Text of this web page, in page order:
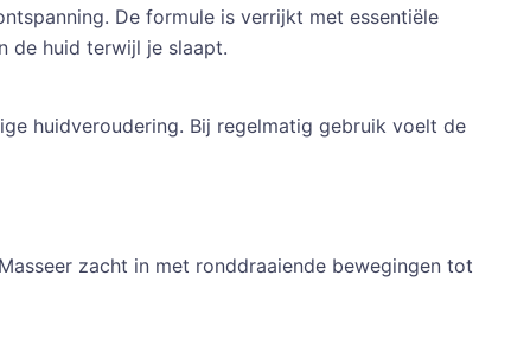
De formule is verrijkt met essentiële
de huid terwijl je slaapt.
huidveroudering. Bij regelmatig gebruik voelt de
zacht in met ronddraaiende bewegingen tot